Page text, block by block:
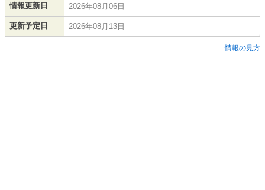
情報更新日 2026年08月06日
更新予定日 2026年08月13日
情報の見方